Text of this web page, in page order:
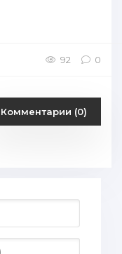
92 0
Комментарии (0)